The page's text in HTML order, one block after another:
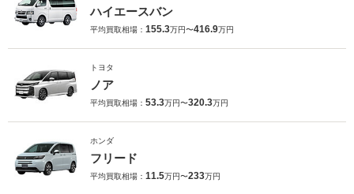
ハイエースバン
平均買取相場： 155.3万円〜416.9万円
トヨタ
ノア
平均買取相場： 53.3万円〜320.3万円
ホンダ
フリード
平均買取相場： 11.5万円〜233万円